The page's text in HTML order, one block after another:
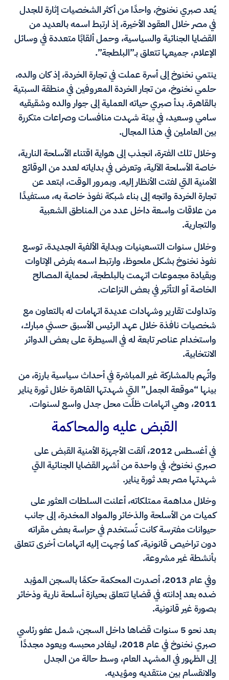
يُعد صبري نخنوخ، واحدًا من أكثر الشخصيات إثارة للجدل
في مصر خلال العقود الأخيرة، إذ ارتبط اسمه بالعديد من
القضايا الجنائية والسياسية، وحمل ألقابًا متعددة في وسائل
الإعلام، جميعها تتعلق بـ”البلطجة”.
ينتمي نخنوخ إلى أسرة عملت في تجارة الخردة، إذ كان والده،
حلمي نخنوخ، من تجار الخردة المعروفين في منطقة السبتية
بالقاهرة. بدأ صبري حياته العملية إلى جوار والده وشقيقيه
سامي وسعيد، في بيئة شهدت منافسات وصراعات متكررة
بين العاملين في هذا المجال.
وخلال تلك الفترة، انجذب إلى هواية اقتناء الأسلحة النارية،
خاصة الأسلحة الآلية، وتعرض في بداياته لعدد من الوقائع
الأمنية التي لفتت الأنظار إليه. وبمرور الوقت، ابتعد عن
تجارة الخردة واتجه إلى بناء شبكة نفوذ خاصة به، مستفيدًا
من علاقات واسعة داخل عدد من المناطق الشعبية
والتجارية.
وخلال سنوات التسعينيات وبداية الألفية الجديدة، توسع
نفوذ نخنوخ بشكل ملحوظ، وارتبط اسمه بفرض الإتاوات
وبقيادة مجموعات اتهمت بالبلطجة، لحماية المصالح
الخاصة أو التأثير في بعض النزاعات.
وتداولت تقارير وشهادات عديدة اتهامات له بالتعاون مع
شخصيات نافذة خلال عهد الرئيس الأسبق حسني مبارك،
واستخدام عناصر تابعة له في السيطرة على بعض الدوائر
الانتخابية.
واتُهم بالمشاركة غير المباشرة في أحداث سياسية بارزة، من
بينها “موقعة الجمل” التي شهدتها القاهرة خلال ثورة يناير
2011، وهي اتهامات ظلّت محل جدل واسع لسنوات.
القبض عليه والمحاكمة
في أغسطس 2012، ألقت الأجهزة الأمنية القبض على
صبري نخنوخ، في واحدة من أشهر القضايا الجنائية التي
شهدتها مصر بعد ثورة يناير.
وخلال مداهمة ممتلكاته، أعلنت السلطات العثور على
كميات من الأسلحة والذخائر والمواد المخدرة، إلى جانب
حيوانات مفترسة كانت تُستخدم في حراسة بعض مقراته
دون تراخيص قانونية، كما وُجهت إليه اتهامات أخرى تتعلق
بأنشطة غير مشروعة.
وفي عام 2013، أصدرت المحكمة حكمًا بالسجن المؤبد
ضده بعد إدانته في قضايا تتعلق بحيازة أسلحة نارية وذخائر
بصورة غير قانونية.
بعد نحو 5 سنوات قضاها داخل السجن، شمل عفو رئاسي
صبري نخنوخ في عام 2018، ليغادر محبسه ويعود مجددًا
إلى الظهور في المشهد العام، وسط حالة من الجدل
والانقسام بين منتقديه ومؤيديه.